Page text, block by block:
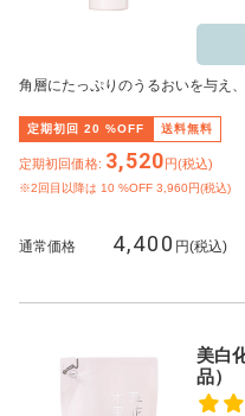
角層にたっぷりのうるおいを与え
定期初回 20 %OFF 送料無料
定期初回価格: 3,520円(税込)
※2回目以降は 10 %OFF 3,960円(税込)
通常価格 4,400 円(税込)
美白
品）